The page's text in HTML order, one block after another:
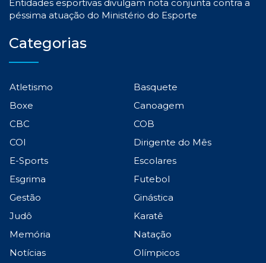
Entidades esportivas divulgam nota conjunta contra a
péssima atuação do Ministério do Esporte
Categorias
Atletismo
Basquete
Boxe
Canoagem
CBC
COB
COI
Dirigente do Mês
E-Sports
Escolares
Esgrima
Futebol
Gestão
Ginástica
Judô
Karatê
Memória
Natação
Notícias
Olímpicos